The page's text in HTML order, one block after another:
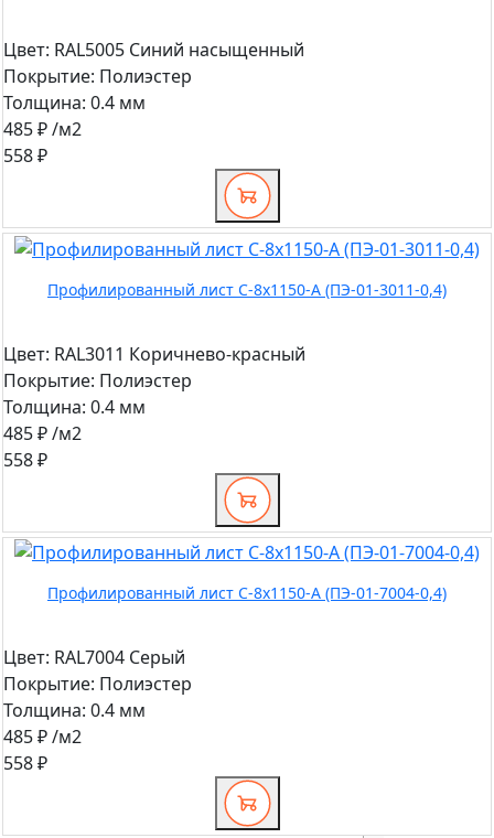
Цвет: RAL5005 Синий насыщенный
Покрытие: Полиэстер
Толщина: 0.4 мм
485 ₽/м2
558 ₽
Профилированный лист С-8x1150-A (ПЭ-01-3011-0,4)
Цвет: RAL3011 Коричнево-красный
Покрытие: Полиэстер
Толщина: 0.4 мм
485 ₽/м2
558 ₽
Профилированный лист С-8x1150-A (ПЭ-01-7004-0,4)
Цвет: RAL7004 Серый
Покрытие: Полиэстер
Толщина: 0.4 мм
485 ₽/м2
558 ₽